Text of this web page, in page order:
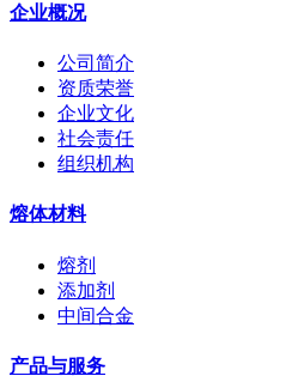
企业概况
公司简介
资质荣誉
企业文化
社会责任
组织机构
熔体材料
熔剂
添加剂
中间合金
产品与服务